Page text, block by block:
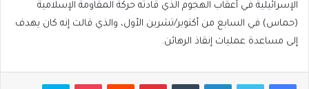
الإسرائيلية في أعقاب الهجوم الذي قادته حركة المقاومة الإسلامية
(حماس) في السابع من أكتوبر/تشرين الأول، والذي قالت إنه كان يهدف
إلى مساعدة عمليات إنقاذ الرهائن.
فيسبوكتويتر لينكدإن بينتيريست بوكيت سكايب